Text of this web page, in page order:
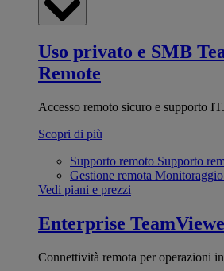
Uso privato e SMB
Remote
Accesso remoto sicuro e supporto IT.
Scopri di più
Supporto remoto Supporto
Gestione remota
Vedi piani e prezzi
Enterprise
Connettività remota per operazioni